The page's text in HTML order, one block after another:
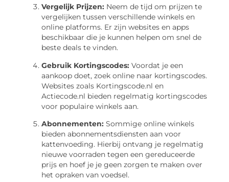
Vergelijk Prijzen: Neem de tijd om prijzen te
vergelijken tussen verschillende winkels en
online platforms. Er zijn websites en apps
beschikbaar die je kunnen helpen om snel de
beste deals te vinden.
Gebruik Kortingscodes: Voordat je een
aankoop doet, zoek online naar kortingscodes.
Websites zoals Kortingscode.nl en
Actiecode.nl bieden regelmatig kortingscodes
voor populaire winkels aan.
Abonnementen: Sommige online winkels
bieden abonnementsdiensten aan voor
kattenvoeding. Hierbij ontvang je regelmatig
nieuwe voorraden tegen een gereduceerde
prijs en hoef je je geen zorgen te maken over
het opraken van voedsel.